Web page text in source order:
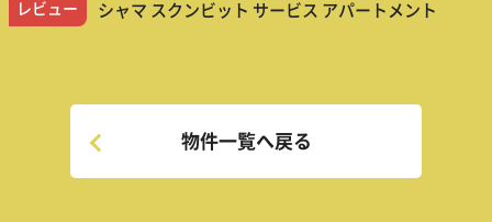
レビュー シャマ スクンビット サービス アパートメント
物件一覧へ戻る